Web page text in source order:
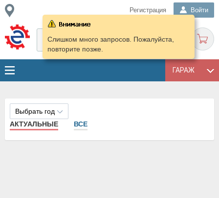
Регистрация Войти
ГАРАЖ
Слишком много запросов. Пожалуйста,
повторите позже.
Выбрать год
АКТУАЛЬНЫЕ
ВСЕ